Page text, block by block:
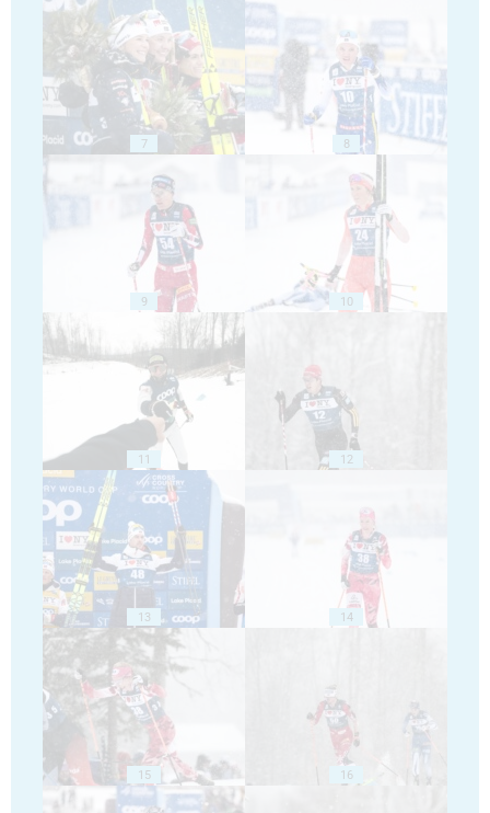
7 8
9 10
11 12
13 14
15 16